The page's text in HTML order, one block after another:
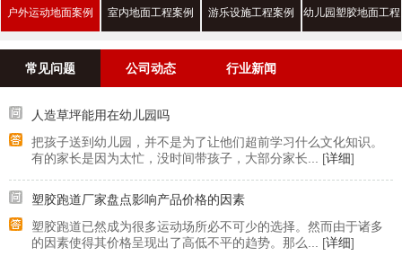
户外运动地面案例 室内地面工程案例 游乐设施工程案例 幼儿园塑胶地面工程
案例
常见问题 公司动态 行业新闻
人造草坪能用在幼儿园吗
把孩子送到幼儿园，并不是为了让他们超前学习什么文化知识。
有的家长是因为太忙，没时间带孩子，大部分家长... [详细]
塑胶跑道厂家盘点影响产品价格的因素
塑胶跑道已然成为很多运动场所必不可少的选择。然而由于诸多
的因素使得其价格呈现出了高低不平的趋势。那么... [详细]